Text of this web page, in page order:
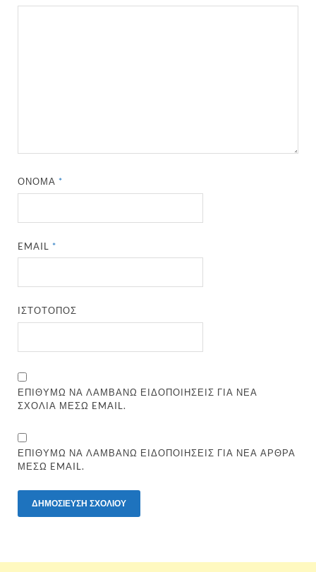
ΌΝΟΜΑ*
EMAIL*
ΙΣΤΌΤΟΠΟΣ
ΕΠΙΘΥΜΏ ΝΑ ΛΑΜΒΆΝΩ ΕΙΔΟΠΟΙΉΣΕΙΣ ΓΙΑ ΝΈΑ
ΣΧΌΛΙΑ ΜΈΣΩ EMAIL.
ΕΠΙΘΥΜΏ ΝΑ ΛΑΜΒΆΝΩ ΕΙΔΟΠΟΙΉΣΕΙΣ ΓΙΑ ΝΈΑ ΆΡΘΡΑ
ΜΈΣΩ EMAIL.